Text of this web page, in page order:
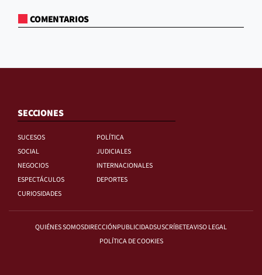
COMENTARIOS
SECCIONES
SUCESOS
POLÍTICA
SOCIAL
JUDICIALES
NEGOCIOS
INTERNACIONALES
ESPECTÁCULOS
DEPORTES
CURIOSIDADES
QUIÉNES SOMOSDIRECCIÓNPUBLICIDADSUSCRÍBETEAVISO LEGAL
POLÍTICA DE COOKIES